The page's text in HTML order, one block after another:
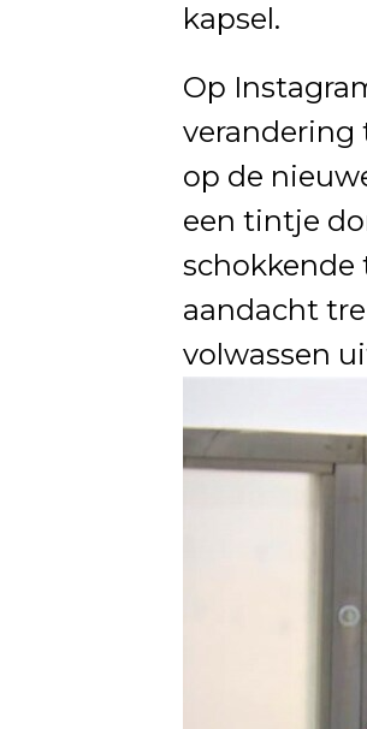
kapsel.
Op
verandering
op de
een tintje
schokkende
aandacht
volwassen